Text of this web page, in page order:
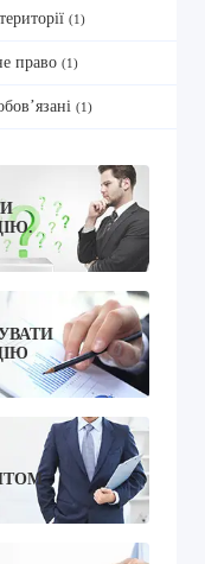
(1)
право (1)
(1)